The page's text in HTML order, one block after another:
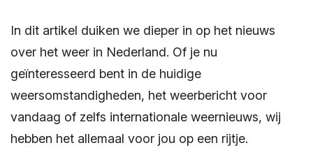
In dit artikel duiken we dieper in op het nieuws
over het weer in Nederland. Of je nu
geïnteresseerd bent in de huidige
weersomstandigheden, het weerbericht voor
vandaag of zelfs internationale weernieuws, wij
hebben het allemaal voor jou op een rijtje.